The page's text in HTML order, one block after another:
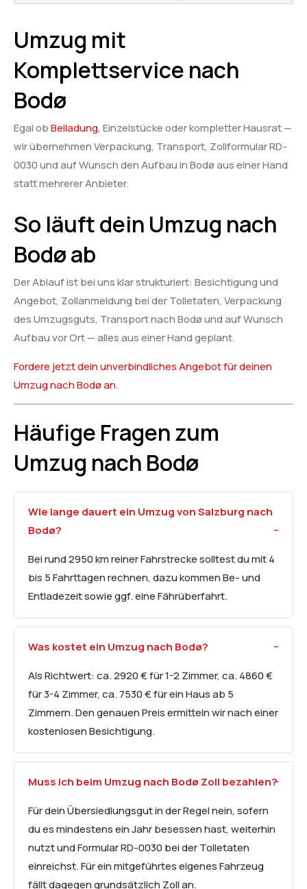
Umzug mit
Komplettservice nach
Bodø
Egal obBeiladung, Einzelstücke oder kompletter Hausrat —
wir übernehmen Verpackung, Transport, Zollformular RD-
0030 und auf Wunsch den Aufbau in Bodø aus einer Hand
statt mehrerer Anbieter.
So läuft dein Umzug nach
Bodø ab
Der Ablauf ist bei uns klar strukturiert: Besichtigung und
Angebot, Zollanmeldung bei der Tolletaten, Verpackung
des Umzugsguts, Transport nach Bodø und auf Wunsch
Aufbau vor Ort — alles aus einer Hand geplant.
Fordere jetzt dein unverbindliches Angebot für deinen
Umzug nach Bodø an.
Häufige Fragen zum
Umzug nach Bodø
Wie lange dauert ein Umzug von Salzburg nach
Bodø?
Bei rund 2950 km reiner Fahrstrecke solltest du mit 4
bis 5 Fahrttagen rechnen, dazu kommen Be- und
Entladezeit sowie ggf. eine Fährüberfahrt.
Was kostet ein Umzug nach Bodø?
Als Richtwert: ca. 2920 € für 1-2 Zimmer, ca. 4860 €
für 3-4 Zimmer, ca. 7530 € für ein Haus ab 5
Zimmern. Den genauen Preis ermitteln wir nach einer
kostenlosen Besichtigung.
Muss ich beim Umzug nach Bodø Zoll bezahlen?
Für dein Übersiedlungsgut in der Regel nein, sofern
du es mindestens ein Jahr besessen hast, weiterhin
nutzt und Formular RD-0030 bei der Tolletaten
einreichst. Für ein mitgeführtes eigenes Fahrzeug
fällt dagegen grundsätzlich Zoll an.